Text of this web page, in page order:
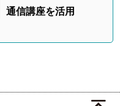
通信講座を活用